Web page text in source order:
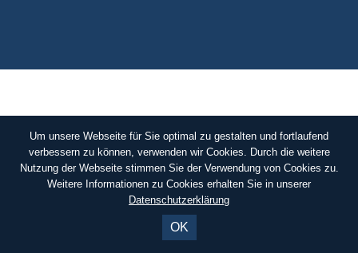
ARCHIV
IMPRESSUM
DATENSCHUTZERKLÄRUNG
Um unsere Webseite für Sie optimal zu gestalten und fortlaufend
verbessern zu können, verwenden wir Cookies. Durch die weitere
Nutzung der Webseite stimmen Sie der Verwendung von Cookies zu.
Weitere Informationen zu Cookies erhalten Sie in unserer
Datenschutzerklärung
OK